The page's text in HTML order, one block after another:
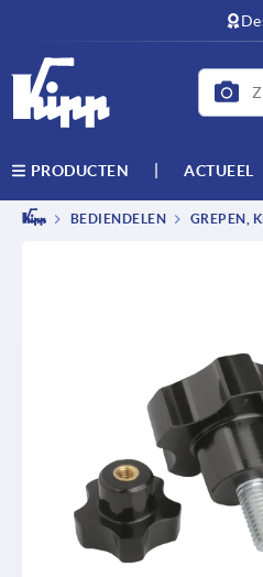
PRODUCTEN ACTUEEL
BEDIENDELEN GREPEN,